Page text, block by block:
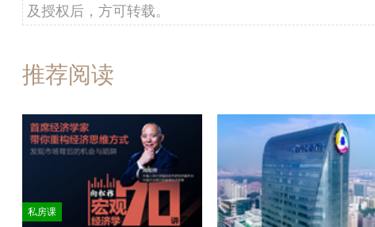
及授权后，方可转载。
推荐阅读
私房课